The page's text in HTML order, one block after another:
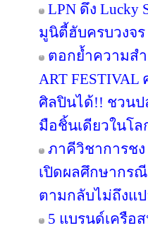
LPN ดึง Lucky
มูนิตี้ฮับครบวงจร
ตอกย้ำความสำ
ART
ศิลปินได้!! ชวนป
มือชิ้นเดียวในโล
ภาคีวิชาการชง
เปิดผลศึกษากร
ตามกลับไม่ถึงแ
5 แบรนด์เครือ